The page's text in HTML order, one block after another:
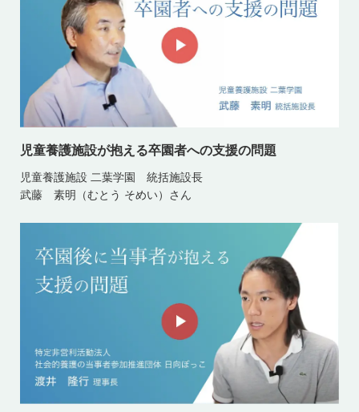
児童養護施設が抱える卒園者への支援の問題
児童養護施設 二葉学園 統括施設長
武藤 素明（むとう そめい）さん